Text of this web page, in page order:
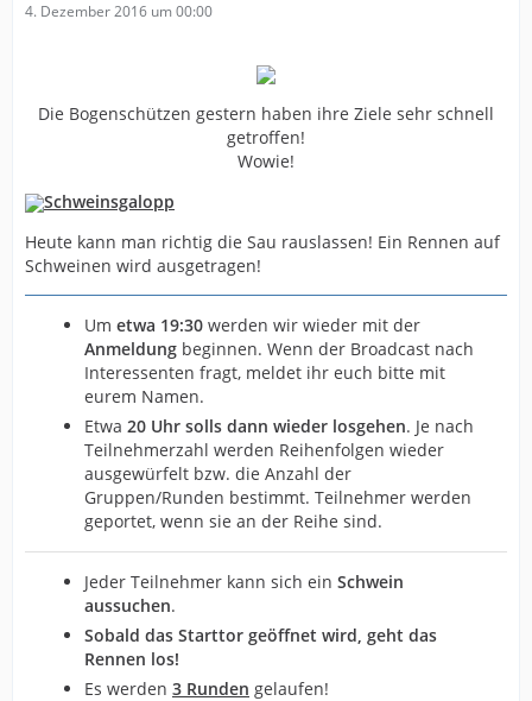
4. Dezember 2016 um 00:00
Die Bogenschützen gestern haben ihre Ziele sehr schnell
getroffen!
Wowie!
Schweinsgalopp
Heute kann man richtig die Sau rauslassen! Ein Rennen auf
Schweinen wird ausgetragen!
Um etwa 19:30 werden wir wieder mit der
Anmeldung beginnen. Wenn der Broadcast nach
Interessenten fragt, meldet ihr euch bitte mit
eurem Namen.
Etwa 20 Uhr solls dann wieder losgehen. Je nach
Teilnehmerzahl werden Reihenfolgen wieder
ausgewürfelt bzw. die Anzahl der
Gruppen/Runden bestimmt. Teilnehmer werden
geportet, wenn sie an der Reihe sind.
Jeder Teilnehmer kann sich ein Schwein
aussuchen.
Sobald das Starttor geöffnet wird, geht das
Rennen los!
Es werden 3 Runden gelaufen!